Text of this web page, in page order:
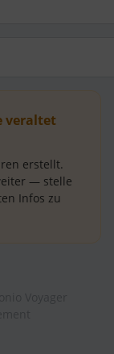
veraltet
erstellt.
— stelle
Infos zu